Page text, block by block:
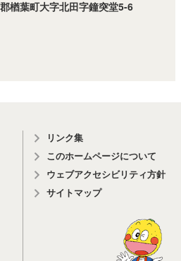
楢葉町大字北田字鐘突堂5-6
リンク集
このホームページについて
ウェブアクセシビリティ方針
サイトマップ